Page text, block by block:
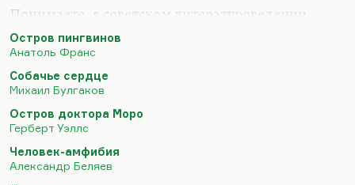
Понимаете, в советском литературоведении
существовал такой штамп, что это пародийная
история Франции. На самом деле, конечно, не
только. Это роман, который следует
рассматривать, на мой взгляд, в одном ряду с
такими антропологическими фантазиями,
вообще характерными очень для начала века. Эта
тема продолжала волновать людей на
протяжении всего XX столетия. Ну, возьмём
Остров пингвинов
Анатоль Франс
Собачье сердце
Михаил Булгаков
Остров доктора Моро
Герберт Уэллс
Человек-амфибия
Александр Беляев